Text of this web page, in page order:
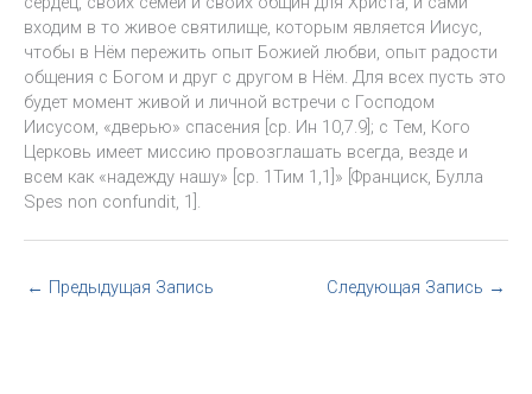
входим в то живое святилище, которым является Иисус,
чтобы в Нём пережить опыт Божией любви, опыт радости
общения с Богом и друг с другом в Нём. Для всех пусть это
будет момент живой и личной встречи с Господом
Иисусом, «дверью» спасения [ср. Ин 10,7.9]; с Тем, Кого
Церковь имеет миссию провозглашать всегда, везде и
всем как «надежду нашу» [ср. 1Тим 1,1]» [Франциск, Булла
Spes non confundit, 1].
← Предыдущая Запись Следующая Запись →